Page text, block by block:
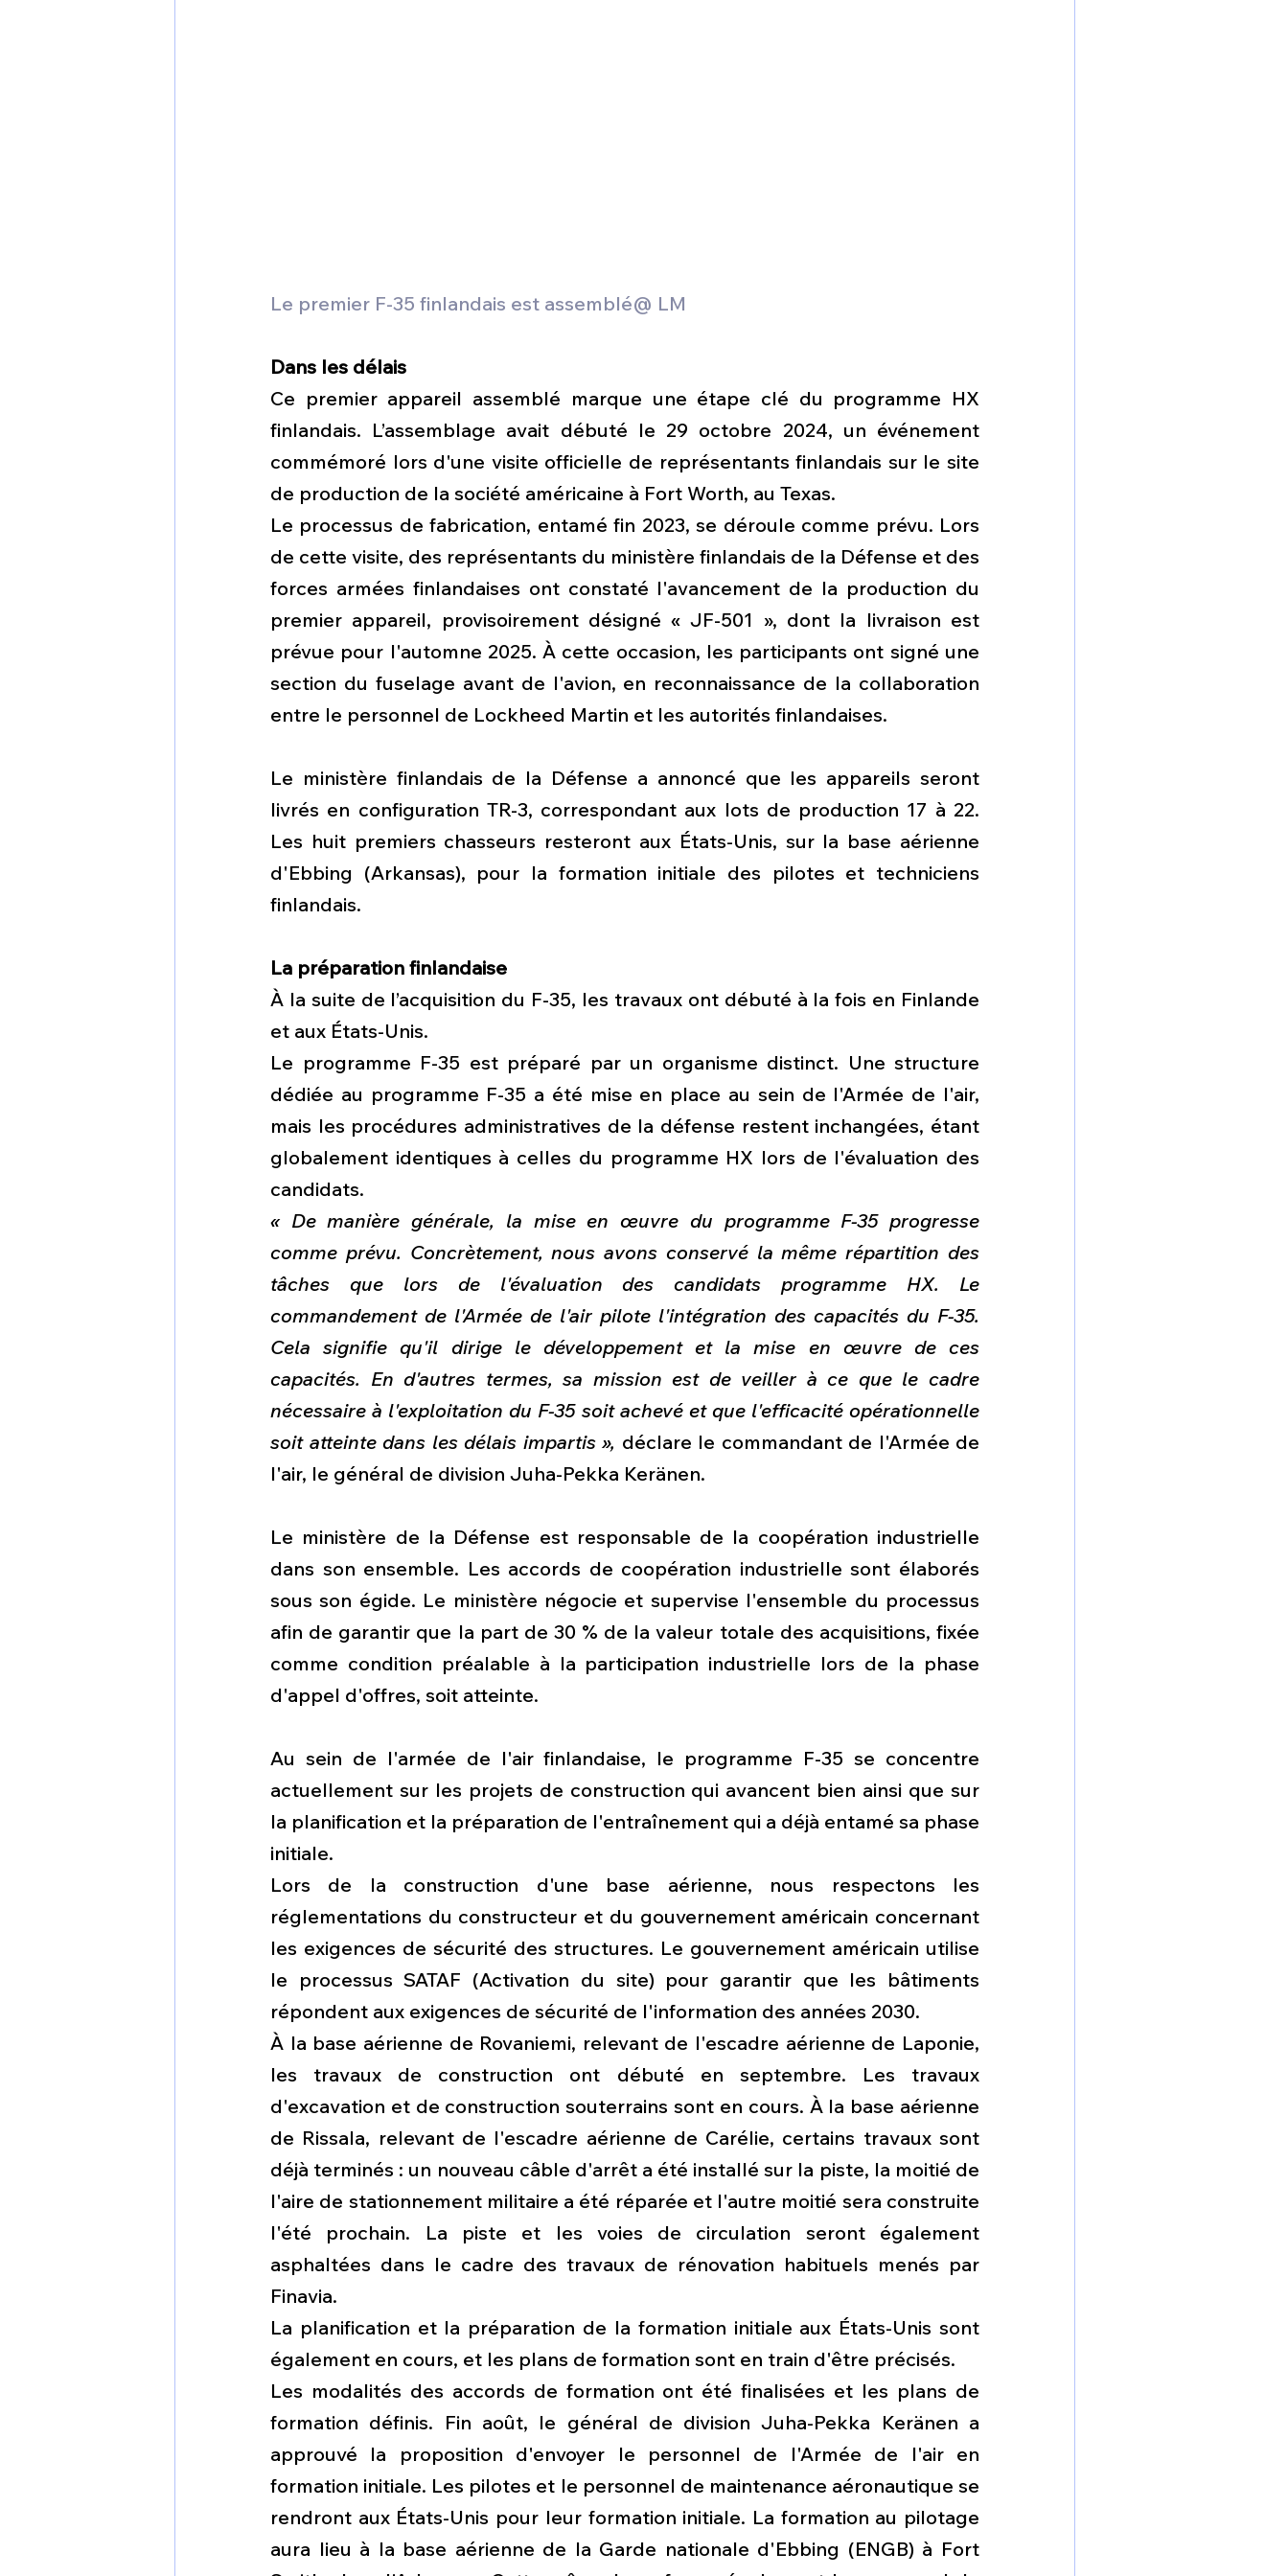
Le premier F-35 finlandais est assemblé@ LM
Dans les délais
Ce premier appareil assemblé marque une étape clé du programme HX
finlandais. L’assemblage avait débuté le 29 octobre 2024, un événement
commémoré lors d'une visite officielle de représentants finlandais sur le site
de production de la société américaine à Fort Worth, au Texas.
Le processus de fabrication, entamé fin 2023, se déroule comme prévu. Lors
de cette visite, des représentants du ministère finlandais de la Défense et des
forces armées finlandaises ont constaté l'avancement de la production du
premier appareil, provisoirement désigné « JF-501 », dont la livraison est
prévue pour l'automne 2025. À cette occasion, les participants ont signé une
section du fuselage avant de l'avion, en reconnaissance de la collaboration
entre le personnel de Lockheed Martin et les autorités finlandaises.
Le ministère finlandais de la Défense a annoncé que les appareils seront
livrés en configuration TR-3, correspondant aux lots de production 17 à 22.
Les huit premiers chasseurs resteront aux États-Unis, sur la base aérienne
d'Ebbing (Arkansas), pour la formation initiale des pilotes et techniciens
finlandais.
La préparation finlandaise
À la suite de l’acquisition du F-35, les travaux ont débuté à la fois en Finlande
et aux États-Unis.
Le programme F-35 est préparé par un organisme distinct. Une structure
dédiée au programme F-35 a été mise en place au sein de l'Armée de l'air,
mais les procédures administratives de la défense restent inchangées, étant
globalement identiques à celles du programme HX lors de l'évaluation des
candidats.
« De manière générale, la mise en œuvre du programme F-35 progresse
comme prévu. Concrètement, nous avons conservé la même répartition des
tâches que lors de l'évaluation des candidats programme HX. Le
commandement de l'Armée de l'air pilote l'intégration des capacités du F-35.
Cela signifie qu'il dirige le développement et la mise en œuvre de ces
capacités. En d'autres termes, sa mission est de veiller à ce que le cadre
nécessaire à l'exploitation du F-35 soit achevé et que l'efficacité opérationnelle
soit atteinte dans les délais impartis », déclare le commandant de l'Armée de
l'air, le général de division Juha-Pekka Keränen.
Le ministère de la Défense est responsable de la coopération industrielle
dans son ensemble. Les accords de coopération industrielle sont élaborés
sous son égide. Le ministère négocie et supervise l'ensemble du processus
afin de garantir que la part de 30 % de la valeur totale des acquisitions, fixée
comme condition préalable à la participation industrielle lors de la phase
d'appel d'offres, soit atteinte.
Au sein de l'armée de l'air finlandaise, le programme F-35 se concentre
actuellement sur les projets de construction qui avancent bien ainsi que sur
la planification et la préparation de l'entraînement qui a déjà entamé sa phase
initiale.
Lors de la construction d'une base aérienne, nous respectons les
réglementations du constructeur et du gouvernement américain concernant
les exigences de sécurité des structures. Le gouvernement américain utilise
le processus SATAF (Activation du site) pour garantir que les bâtiments
répondent aux exigences de sécurité de l'information des années 2030.
À la base aérienne de Rovaniemi, relevant de l'escadre aérienne de Laponie,
les travaux de construction ont débuté en septembre. Les travaux
d'excavation et de construction souterrains sont en cours. À la base aérienne
de Rissala, relevant de l'escadre aérienne de Carélie, certains travaux sont
déjà terminés : un nouveau câble d'arrêt a été installé sur la piste, la moitié de
l'aire de stationnement militaire a été réparée et l'autre moitié sera construite
l'été prochain. La piste et les voies de circulation seront également
asphaltées dans le cadre des travaux de rénovation habituels menés par
Finavia.
La planification et la préparation de la formation initiale aux États-Unis sont
également en cours, et les plans de formation sont en train d'être précisés.
Les modalités des accords de formation ont été finalisées et les plans de
formation définis. Fin août, le général de division Juha-Pekka Keränen a
approuvé la proposition d'envoyer le personnel de l'Armée de l'air en
formation initiale. Les pilotes et le personnel de maintenance aéronautique se
rendront aux États-Unis pour leur formation initiale. La formation au pilotage
aura lieu à la base aérienne de la Garde nationale d'Ebbing (ENGB) à Fort